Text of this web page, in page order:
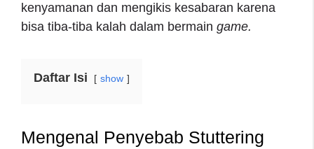
kenyamanan dan mengikis kesabaran karena
bisa tiba-tiba kalah dalam bermain game.
Daftar Isi show
Mengenal Penyebab Stuttering